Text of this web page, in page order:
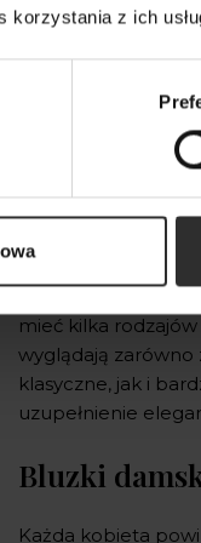
korzystania z ich
Wiele kobiet
ciekawych
elementów stroju,
mieć kilka
wyglądają zarówno
klasyczne, jak i
uzupełnienie
Bluzki
Każda kobieta